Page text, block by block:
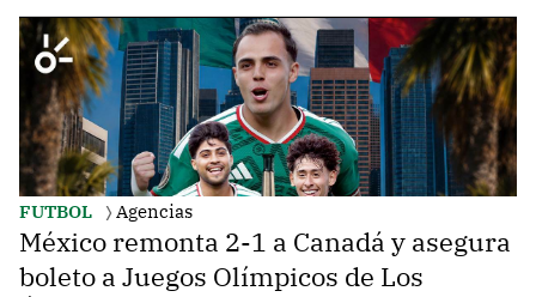
FUTBOL Agencias
México remonta 2-1 a Canadá y asegura
boleto a Juegos Olímpicos de Los